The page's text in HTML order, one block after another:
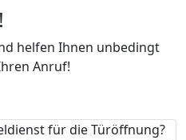
helfen Ihnen unbedingt
Anruf!
für die Türöffnung?